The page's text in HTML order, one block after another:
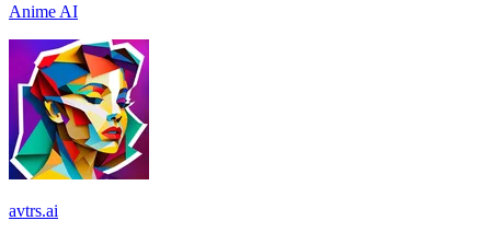
Anime AI
avtrs.ai